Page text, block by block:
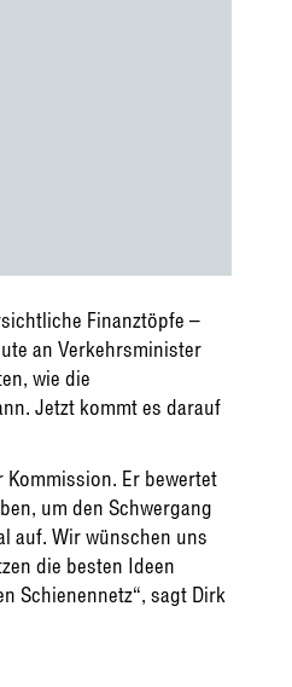
Finanztöpfe –
an Verkehrsminister
wie die
Jetzt kommt es darauf
Kommission. Er bewertet
um den Schwergang
auf. Wir wünschen uns
die besten Ideen
Schienennetz“, sagt Dirk